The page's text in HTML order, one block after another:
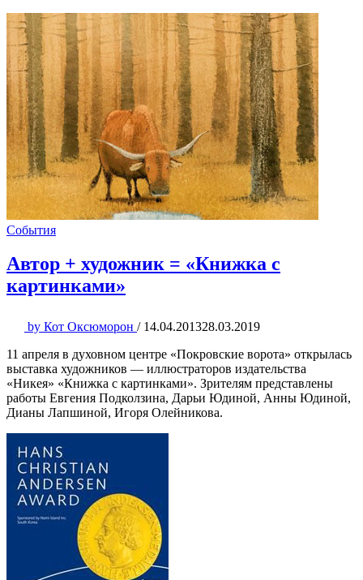
События
Автор + художник = «Книжка с
картинками»
by Кот Оксюморон / 14.04.201328.03.2019
11 апреля в духовном центре «Покровские ворота» открылась
выставка художников — иллюстраторов издательства
«Никея» «Книжка с картинками». Зрителям представлены
работы Евгения Подколзина, Дарьи Юдиной, Анны Юдиной,
Дианы Лапшиной, Игоря Олейникова.